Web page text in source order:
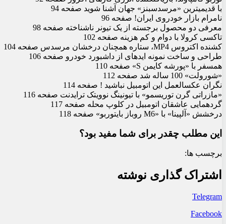
با قدیمی‏ترین «مرسدس‏بنز» جهان آشنا شوید صفحه 94
نامرام بازار خودروی ایران! صفحه 96
معرفی دو محصول برجسته از یک تیونر ناشناخته صفحه 98
تاکسی کرولا با دوام و کم هزینه صفحه 102
کشنده اکتروس MP4، ستاره همچنان درخشان مرسدس صفحه 104
طراحی و ساخت نمونه ایده‏ای از داشبورد خودرو صفحه 106
همسفر با «پورشه کایمن S» صفحه 110
«شورولت» 100 ساله شد صفحه 112
نگران عکس‏العمل این اتومبیل نباشید ! صفحه 114
«مازراتی گرن توریسمو» با تیونینگ نوویتک ترایدنت صفحه 116
گردهمایی عاشقان اتومبیل در کلوپ محله صفحه 117
درخشش «آلپینا» با «M6 روباز بای‏توربو» صفحه 118
این مطلب چقدر برای شما مفید بود؟
برچسب ها:
اشتراک گذاری نوشته
Telegram
Facebook